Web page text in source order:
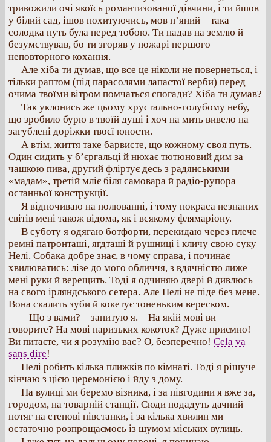
тривожили очі якоїсь романтизованої дівчини, і ти йшов
у білий сад, ішов похитуючись, мов п’яний – така
солодка путь була перед тобою. Ти падав на землю й
безумствував, бо ти згоряв у пожарі першого
неповторного кохання.
Але хіба ти думав, що все це ніколи не повернеться, і
тільки раптом (під парасолями лапастої верби) перед
очима твоїми вітром помчаться спогади? Хіба ти думав?
Так уклонись же цьому хрустально-голубому небу,
що зробило бурю в твоїй душі і хоч на мить вивело на
загублені доріжки твоєї юности.
А втім, життя таке барвисте, що кожному своя путь.
Один сидить у б’єргальці й нюхає тютюновий дим за
чашкою пива, другий фліртує десь з радянськими
«мадам», третій мліє біля самовара й радіо-рупора
останньої конструкції.
Я відпочиваю на полюванні, і тому покраса незнаних
світів мені також відома, як і всякому флямаріону.
В суботу я одягаю ботфорти, перекидаю через плече
ремні патронташі, ягдташі й рушниці і кличу свою суку
Нелі. Собака добре знає, в чому справа, і починає
хвилюватись: лізе до мого обличчя, з вдячністю лиже
мені руки й верещить. Тоді я одчиняю двері й дивлюсь
на свого ірляндського сетера. Але Нелі не піде без мене.
Вона скалить зуби й кокетує тоненьким вереском.
– Що з вами? – запитую я. – На якій мові ви
говорите? На мові паризьких кокоток? Дуже приємно!
Ви питаєте, чи я розумію вас? О, безперечно! Cela va
sans dire!
Нелі робить кілька плижків по кімнаті. Тоді я рішуче
кінчаю з цією церемонією і йду з дому.
На вулиці ми беремо візника, і за півгодини я вже за,
городом, на товарній станції. Сюди подадуть дачний
потяг на степові півстанки, і за кілька хвилин ми
остаточно розпрощаємось із шумом міських вулиць.